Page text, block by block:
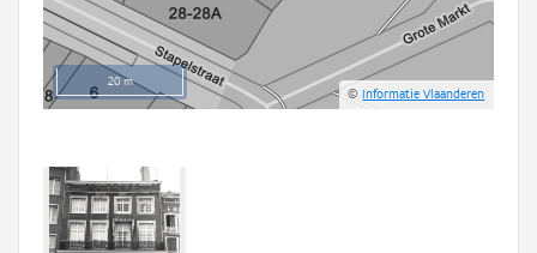
20 m
©Informatie Vlaanderen